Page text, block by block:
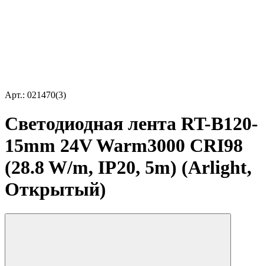
Арт.: 021470(3)
Светодиодная лента RT-B120-
15mm 24V Warm3000 CRI98
(28.8 W/m, IP20, 5m) (Arlight,
Открытый)